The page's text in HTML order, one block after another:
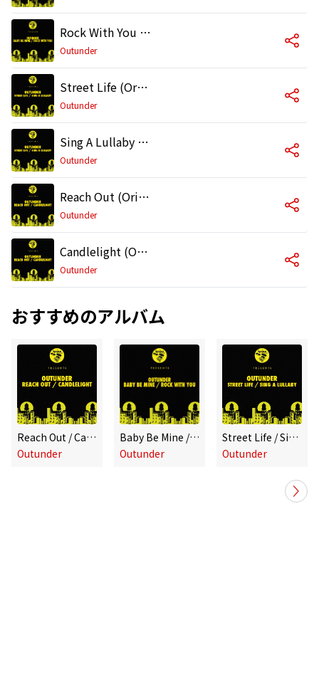
Rock With You (Original Mix)
Outunder
Street Life (Original Mix)
Outunder
Sing A Lullaby (Original Mix)
Outunder
Reach Out (Original Mix)
Outunder
Candlelight (Original Mix)
Outunder
おすすめのアルバム
Reach Out / Candlelight
Outunder
Baby Be Mine / Rock With You
Outunder
Street Life / Sing A Lullaby
Outunder